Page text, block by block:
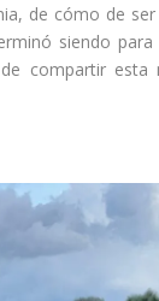
de cómo de
siendo
compartir esta